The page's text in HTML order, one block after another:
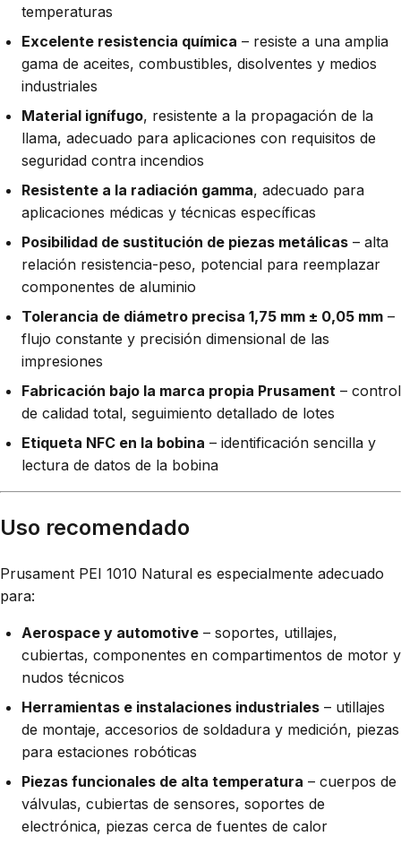
temperaturas
Excelente resistencia química – resiste a una amplia
gama de aceites, combustibles, disolventes y medios
industriales
Material ignífugo, resistente a la propagación de la
llama, adecuado para aplicaciones con requisitos de
seguridad contra incendios
Resistente a la radiación gamma, adecuado para
aplicaciones médicas y técnicas específicas
Posibilidad de sustitución de piezas metálicas – alta
relación resistencia-peso, potencial para reemplazar
componentes de aluminio
Tolerancia de diámetro precisa 1,75 mm ± 0,05 mm –
flujo constante y precisión dimensional de las
impresiones
Fabricación bajo la marca propia Prusament – control
de calidad total, seguimiento detallado de lotes
Etiqueta NFC en la bobina – identificación sencilla y
lectura de datos de la bobina
Uso recomendado
Prusament PEI 1010 Natural es especialmente adecuado
para:
Aerospace y automotive – soportes, utillajes,
cubiertas, componentes en compartimentos de motor y
nudos técnicos
Herramientas e instalaciones industriales – utillajes
de montaje, accesorios de soldadura y medición, piezas
para estaciones robóticas
Piezas funcionales de alta temperatura – cuerpos de
válvulas, cubiertas de sensores, soportes de
electrónica, piezas cerca de fuentes de calor